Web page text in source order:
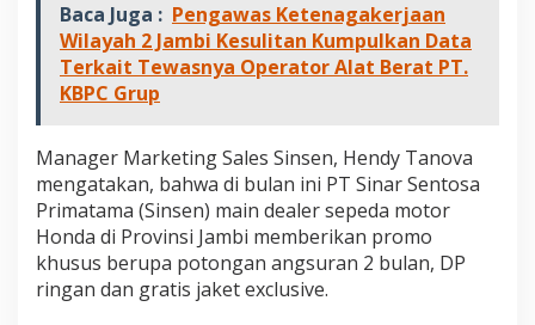
Baca Juga : Pengawas Ketenagakerjaan
Wilayah 2 Jambi Kesulitan Kumpulkan Data
Terkait Tewasnya Operator Alat Berat PT.
KBPC Grup
Manager Marketing Sales Sinsen, Hendy Tanova
mengatakan, bahwa di bulan ini PT Sinar Sentosa
Primatama (Sinsen) main dealer sepeda motor
Honda di Provinsi Jambi memberikan promo
khusus berupa potongan angsuran 2 bulan, DP
ringan dan gratis jaket exclusive.